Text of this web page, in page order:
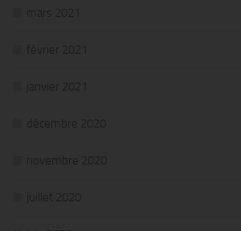
mars 2021
février 2021
janvier 2021
décembre 2020
novembre 2020
juillet 2020